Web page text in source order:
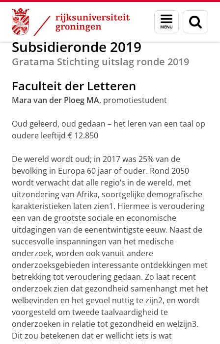
Skip
Content
Skip
Navigation
Menu
en
zoeken
Alumni Subsidierondes
Subsidieronde 2019
Gratama Stichting uitslag ronde 2019
Faculteit der Letteren
Mara van der Ploeg MA, promotiestudent
Oud geleerd, oud gedaan – het leren van een taal op
oudere leeftijd € 12.850
De wereld wordt oud; in 2017 was 25% van de
bevolking in Europa 60 jaar of ouder. Rond 2050
wordt verwacht dat alle regio’s in de wereld, met
uitzondering van Afrika, soortgelijke demografische
karakteristieken laten zien1. Hiermee is veroudering
een van de grootste sociale en economische
uitdagingen van de eenentwintigste eeuw. Naast de
succesvolle inspanningen van het medische
onderzoek, worden ook vanuit andere
onderzoeksgebieden interessante ontdekkingen met
betrekking tot veroudering gedaan. Zo laat recent
onderzoek zien dat gezondheid samenhangt met het
welbevinden en het gevoel nuttig te zijn2, en wordt
voorgesteld om tweede taalvaardigheid te
onderzoeken in relatie tot gezondheid en welzijn3.
Dit zou betekenen dat er wellicht iets is wat